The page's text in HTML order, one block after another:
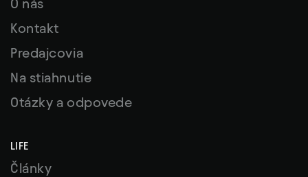
O nás
Kontakt
Predajcovia
Na stiahnutie
Otázky a odpovede
LIFE
Články